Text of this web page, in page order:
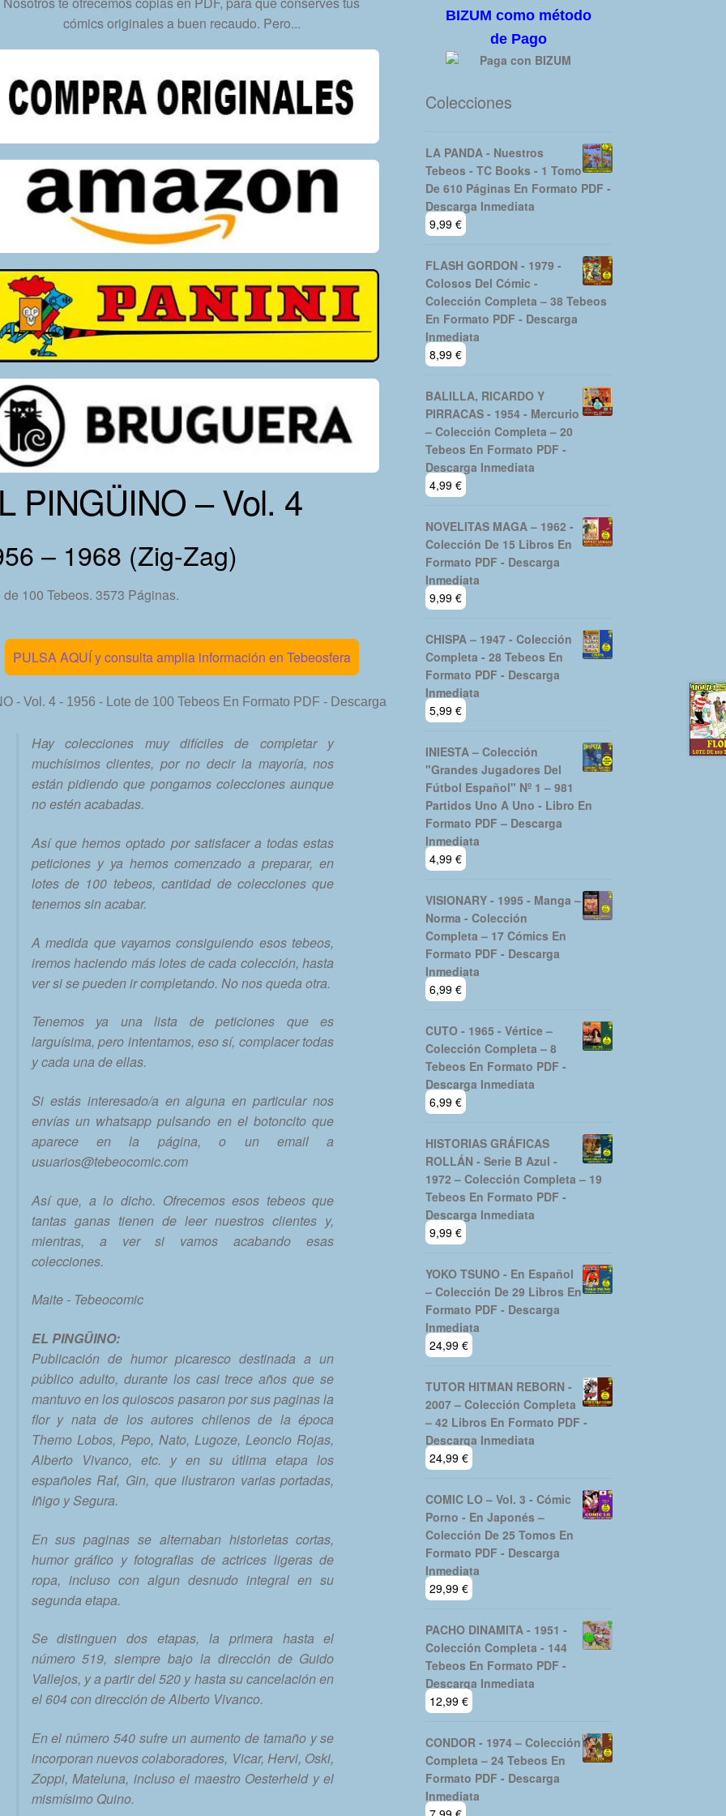
cómics originales a buen recaudo. Pero...
PINGÜINO – Vol. 4
– 1968 (Zig-Zag)
de 100 Tebeos. 3573 Páginas.
PULSA AQUÍ y consulta amplia información en Tebeosfera
Hay colecciones muy difíciles de completar y
muchísimos clientes, por no decir la mayoría, nos
están pidiendo que pongamos colecciones aunque
no estén acabadas.
Así que hemos optado por satisfacer a todas estas
peticiones y ya hemos comenzado a preparar, en
lotes de 100 tebeos, cantidad de colecciones que
tenemos sin acabar.
A medida que vayamos consiguiendo esos tebeos,
iremos haciendo más lotes de cada colección, hasta
ver si se pueden ir completando. No nos queda otra.
Tenemos ya una lista de peticiones que es
larguísima, pero intentamos, eso sí, complacer todas
y cada una de ellas.
Si estás interesado/a en alguna en particular nos
envías un whatsapp pulsando en el botoncito que
aparece en la página, o un email a
usuarios@tebeocomic.com
Así que, a lo dicho. Ofrecemos esos tebeos que
tantas ganas tienen de leer nuestros clientes y,
mientras, a ver si vamos acabando esas
colecciones.
Maite - Tebeocomic
EL PINGÜINO:
Publicación de humor picaresco destinada a un
público adulto, durante los casi trece años que se
mantuvo en los quioscos pasaron por sus paginas la
flor y nata de los autores chilenos de la época
Themo Lobos, Pepo, Nato, Lugoze, Leoncio Rojas,
Alberto Vivanco, etc. y en su útlima etapa los
españoles Raf, Gin, que ilustraron varias portadas,
Iñigo y Segura.
En sus paginas se alternaban historietas cortas,
humor gráfico y fotografias de actrices ligeras de
ropa, incluso con algun desnudo integral en su
segunda etapa.
Se distinguen dos etapas, la primera hasta el
número 519, siempre bajo la dirección de Guido
Vallejos, y a partir del 520 y hasta su cancelación en
el 604 con dirección de Alberto Vivanco.
En el número 540 sufre un aumento de tamaño y se
incorporan nuevos colaboradores, Vicar, Hervi, Oski,
Zoppi, Mateluna, incluso el maestro Oesterheld y el
mismísimo Quino.
BIZUM como método
de Pago
Colecciones
LA PANDA - Nuestros
Tebeos - TC Books - 1 Tomo
De 610 Páginas En Formato PDF -
Descarga Inmediata
9,99 €
FLASH GORDON - 1979 -
Colosos Del Cómic -
Colección Completa – 38 Tebeos
En Formato PDF - Descarga
Inmediata
8,99 €
BALILLA, RICARDO Y
PIRRACAS - 1954 - Mercurio
– Colección Completa – 20
Tebeos En Formato PDF -
Descarga Inmediata
4,99 €
NOVELITAS MAGA – 1962 -
Colección De 15 Libros En
Formato PDF - Descarga
Inmediata
9,99 €
CHISPA – 1947 - Colección
Completa - 28 Tebeos En
Formato PDF - Descarga
Inmediata
5,99 €
INIESTA – Colección
"Grandes Jugadores Del
Fútbol Español" Nº 1 – 981
Partidos Uno A Uno - Libro En
Formato PDF – Descarga
Inmediata
4,99 €
VISIONARY - 1995 - Manga –
Norma - Colección
Completa – 17 Cómics En
Formato PDF - Descarga
Inmediata
6,99 €
CUTO - 1965 - Vértice –
Colección Completa – 8
Tebeos En Formato PDF -
Descarga Inmediata
6,99 €
HISTORIAS GRÁFICAS
ROLLÁN - Serie B Azul -
1972 – Colección Completa – 19
Tebeos En Formato PDF -
Descarga Inmediata
9,99 €
YOKO TSUNO - En Español
– Colección De 29 Libros En
Formato PDF - Descarga
Inmediata
24,99 €
TUTOR HITMAN REBORN -
2007 – Colección Completa
– 42 Libros En Formato PDF -
Descarga Inmediata
24,99 €
COMIC LO – Vol. 3 - Cómic
Porno - En Japonés –
Colección De 25 Tomos En
Formato PDF - Descarga
Inmediata
29,99 €
PACHO DINAMITA - 1951 -
Colección Completa - 144
Tebeos En Formato PDF -
Descarga Inmediata
12,99 €
CONDOR - 1974 – Colección
Completa – 24 Tebeos En
Formato PDF - Descarga
Inmediata